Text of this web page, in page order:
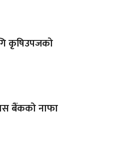
कृषिउपजको
बैंकको नाफा